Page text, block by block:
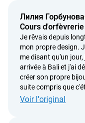
de pieds relaxant,
terminer avec un
tropicaux frais.
dormi douze heures.
recommande sans
deux heures de
complètement
Лилия Горбунова
Cours
Je rêvais depuis
mon propre design.
me disant qu'un
arrivée à Bali et j'ai
créer son propre
suite compris que
n'était pas si simple,
Voir l'original